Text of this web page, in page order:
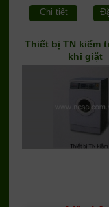
Chi tiết
Thiết bị TN kiểm
khi giặt